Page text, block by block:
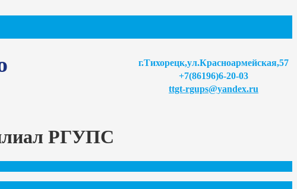
г.Тихорецк,ул.Красноармейская,57
+7(86196)6-20-03
ttgt-rgups@yandex.ru
РГУПС